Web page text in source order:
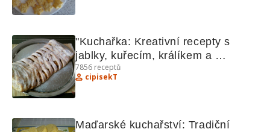
"Kuchařka: Kreativní recepty s
jablky, kuřecím, králíkem a
bochánky"
7856 receptů
cipisekT
Maďarské kuchařství: Tradiční